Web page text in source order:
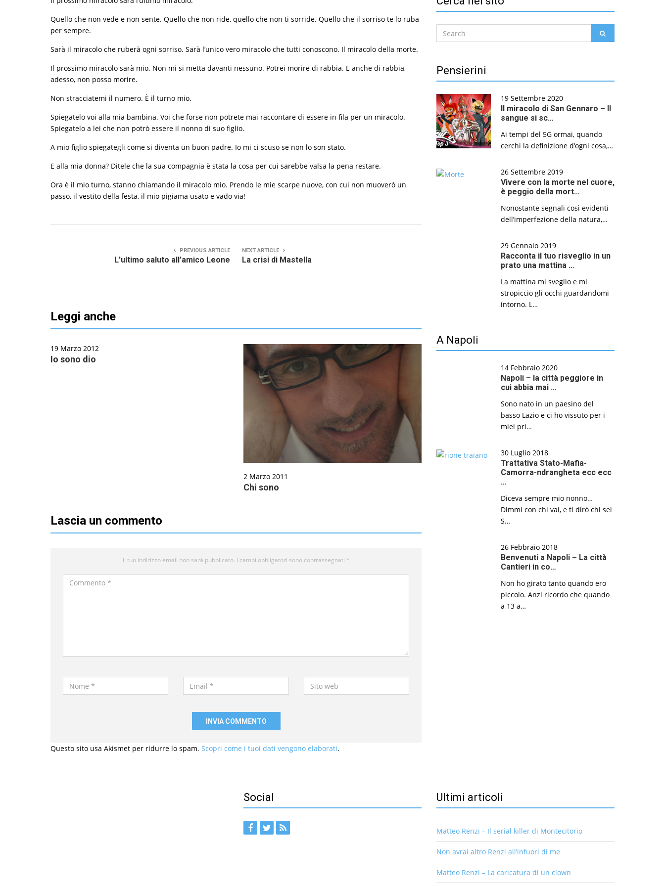
Quello che non vede e non sente. Quello che non ride, quello che non ti sorride. Quello che il sorriso te lo ruba
per sempre.
Sarà il miracolo che ruberà ogni sorriso. Sarà l’unico vero miracolo che tutti conoscono. Il miracolo della morte.
Il prossimo miracolo sarà mio. Non mi si metta davanti nessuno. Potrei morire di rabbia. E anche di rabbia,
adesso, non posso morire.
Non stracciatemi il numero. È il turno mio.
Spiegatelo voi alla mia bambina. Voi che forse non potrete mai raccontare di essere in fila per un miracolo.
Spiegatelo a lei che non potrò essere il nonno di suo figlio.
A mio figlio spiegategli come si diventa un buon padre. Io mi ci scuso se non lo son stato.
E alla mia donna? Ditele che la sua compagnia è stata la cosa per cui sarebbe valsa la pena restare.
Ora è il mio turno, stanno chiamando il miracolo mio. Prendo le mie scarpe nuove, con cui non muoverò un
passo, il vestito della festa, il mio pigiama usato e vado via!
PREVIOUS ARTICLE
L’ultimo saluto all’amico Leone
NEXT ARTICLE
La crisi di Mastella
Leggi anche
19 Marzo 2012
Io sono dio
2 Marzo 2011
Chi sono
Lascia un commento
Il tuo indirizzo email non sarà pubblicato. I campi obbligatori sono contrassegnati *
Commento
Nome
*
Email
*
Sito
web
Questo sito usa Akismet per ridurre lo spam. Scopri come i tuoi dati vengono elaborati.
Search
for:
Pensierini
19 Settembre 2020
Il miracolo di San Gennaro – Il
sangue si sc…
Ai tempi del 5G ormai, quando
cerchi la definizione d’ogni cosa,…
26 Settembre 2019
Vivere con la morte nel cuore,
è peggio della mort…
Nonostante segnali così evidenti
dell’imperfezione della natura,…
29 Gennaio 2019
Racconta il tuo risveglio in un
prato una mattina …
La mattina mi sveglio e mi
stropiccio gli occhi guardandomi
intorno. L…
A Napoli
14 Febbraio 2020
Napoli – la città peggiore in
cui abbia mai …
Sono nato in un paesino del
basso Lazio e ci ho vissuto per i
miei pri…
30 Luglio 2018
Trattativa Stato-Mafia-
Camorra-ndrangheta ecc ecc
…
Diceva sempre mio nonno…
Dimmi con chi vai, e ti dirò chi sei
S…
26 Febbraio 2018
Benvenuti a Napoli – La città
Cantieri in co…
Non ho girato tanto quando ero
piccolo. Anzi ricordo che quando
a 13 a…
Social Ultimi articoli
Matteo Renzi – Il serial killer di Montecitorio
Non avrai altro Renzi all’infuori di me
Matteo Renzi – La caricatura di un clown